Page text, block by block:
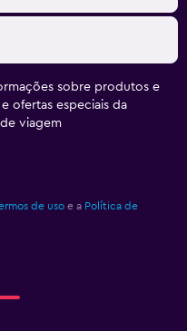
sobre produtos e
ofertas especiais da
viagem
de uso e a Política de